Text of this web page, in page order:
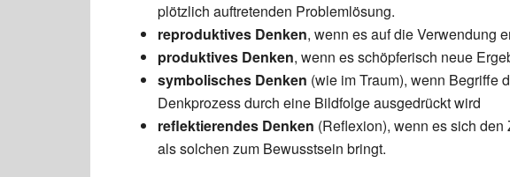
plötzlich auftretenden Problemlösung.
reproduktives Denken, wenn es auf die Verwendung
produktives Denken, wenn es schöpferisch neue
symbolisches Denken (wie im Traum), wenn Begriffe
Denkprozess durch eine Bildfolge ausgedrückt wird
reflektierendes Denken (Reflexion), wenn es sich
als solchen zum Bewusstsein bringt.